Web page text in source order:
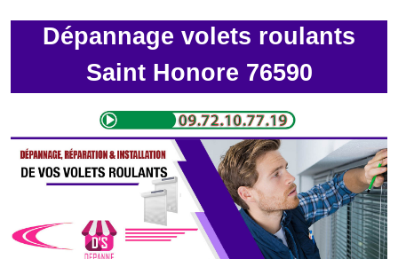
Dépannage volets roulants
Saint Honore 76590